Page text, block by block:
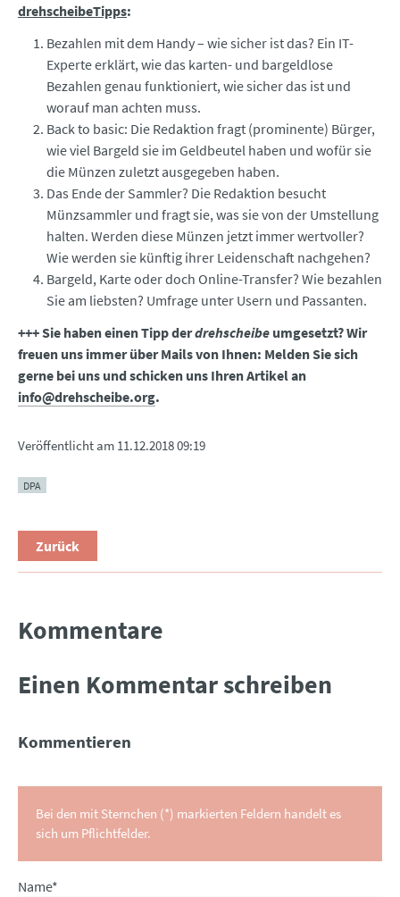
drehscheibeTipps:
Bezahlen mit dem Handy – wie sicher ist das? Ein IT-
Experte erklärt, wie das karten- und bargeldlose
Bezahlen genau funktioniert, wie sicher das ist und
worauf man achten muss.
Back to basic: Die Redaktion fragt (prominente) Bürger,
wie viel Bargeld sie im Geldbeutel haben und wofür sie
die Münzen zuletzt ausgegeben haben.
Das Ende der Sammler? Die Redaktion besucht
Münzsammler und fragt sie, was sie von der Umstellung
halten. Werden diese Münzen jetzt immer wertvoller?
Wie werden sie künftig ihrer Leidenschaft nachgehen?
Bargeld, Karte oder doch Online-Transfer? Wie bezahlen
Sie am liebsten? Umfrage unter Usern und Passanten.
+++ Sie haben einen Tipp derdrehscheibe umgesetzt? Wir
freuen uns immer über Mails von Ihnen: Melden Sie sich
gerne bei uns und schicken uns Ihren Artikel an
info@drehscheibe.org.
Veröffentlicht am 11.12.2018 09:19
DPA
Zurück
Kommentare
Einen Kommentar schreiben
Kommentieren
Bei den mit Sternchen (*) markierten Feldern handelt es
sich um Pflichtfelder.
Pflichtfeld
Name*